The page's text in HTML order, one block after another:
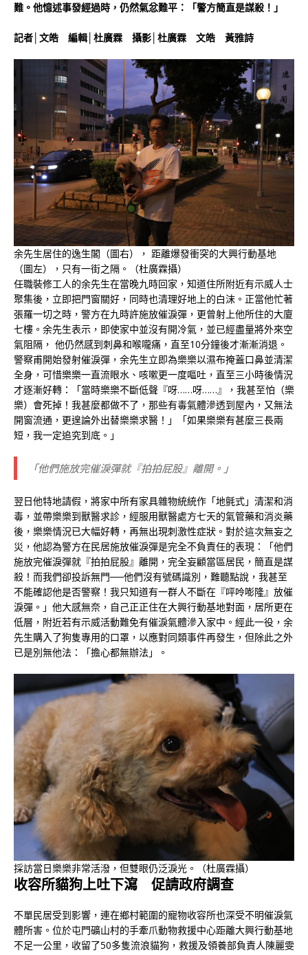
難。他憶述事發經過時，仍然氣忿難平：「警方簡直是謀殺！」
記者│文皓 編輯│杜廣霖 攝影│杜廣霖 文皓 黃雅詩
余先生居住的逸生閣（圖右）， 距離爆發衝突的大興行動基地
（圖左），只有一街之隔。（杜廣霖攝）
任職裝修工人的余先生在當晚九時回家，知道住所附近有示威人士
聚集後，立即把門窗關好，同時也清理好地上的白沫。正當他忙著
張羅一切之時，警方在九時許施放催淚彈，更曾射上他所住的大廈
七樓。余先生表示，即使家中並沒有開冷氣，並已經盡量將外來空
氣阻隔， 他仍然感到刺鼻和喉嚨痛，直至10分鐘後才漸漸消退。
警察甫開始發射催淚彈，余先生立即為樂樂以濕布掩蓋口鼻並清潔
全身，可惜樂樂一直流眼水、咳嗽更一度嘔吐，直至三小時後情況
才逐漸好轉：「當時樂樂不斷低聲『呀……呀……』，我甚至怕（樂
樂）會死掉！我甚麼都做不了，那些有毒氣體滲透到屋內，又無法
開窗流通，更遑論外出替樂樂求醫！」「如果樂樂有甚麼三長兩
短，我一定追究到底。」
「他們施放完催淚彈就『拍拍屁股』離開。」
翌日他特地請假，將家中所有家具雜物統統作「地氈式」清潔和消
毒，並帶樂樂到獸醫求診，經服用獸醫處方七天的氣管藥和消炎藥
後，樂樂情況已大幅好轉，再無出現刺激性症狀。對於這次無妄之
災，他認為警方在民居施放催淚彈是完全不負責任的表現：「他們
施放完催淚彈就『拍拍屁股』離開，完全妄顧當區居民，簡直是謀
殺！而我們卻投訴無門──他們沒有號碼識別，難聽點說，我甚至
不能確認他是否警察！我只知道有一群人不斷在『呯呤嘭隆』放催
淚彈。」他大感無奈，自己正正住在大興行動基地對面，居所更在
低層，附近若有示威活動難免有催淚氣體滲入家中。經此一役，余
先生購入了狗隻專用的口罩，以應對同類事件再發生，但除此之外
已是別無他法：「擔心都無辦法」。
採訪當日樂樂非常活潑，但雙眼仍泛淚光。（杜廣霖攝）
收容所貓狗上吐下瀉 促請政府調查
不單民居受到影響，連在鄉村範圍的寵物收容所也深受不明催淚氣
體所害。位於屯門礦山村的手牽爪動物救援中心距離大興行動基地
不足一公里，收留了50多隻流浪貓狗，救援及領養部負責人陳麗雯